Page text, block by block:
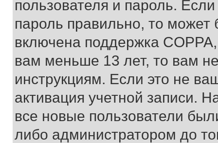
пользователя и пароль.
пароль правильно, то может
включена поддержка
вам меньше 13 лет, то вам
инструкциям. Если это не
активация учетной записи.
все новые пользователи
либо администратором до